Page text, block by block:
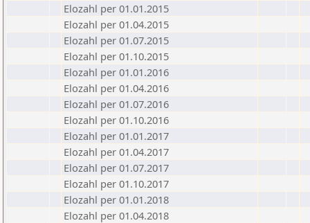
Elozahl per 01.01.2015
Elozahl per 01.04.2015
Elozahl per 01.07.2015
Elozahl per 01.10.2015
Elozahl per 01.01.2016
Elozahl per 01.04.2016
Elozahl per 01.07.2016
Elozahl per 01.10.2016
Elozahl per 01.01.2017
Elozahl per 01.04.2017
Elozahl per 01.07.2017
Elozahl per 01.10.2017
Elozahl per 01.01.2018
Elozahl per 01.04.2018